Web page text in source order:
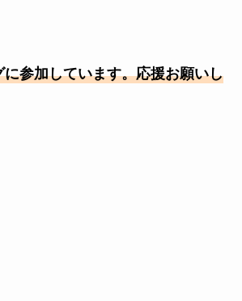
参加しています。応援お願いし